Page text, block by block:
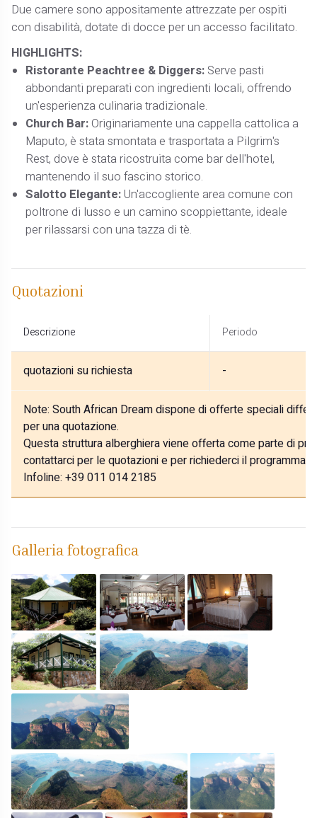
Due camere sono appositamente attrezzate per ospiti
con disabilità, dotate di docce per un accesso facilitato.
HIGHLIGHTS:
Ristorante Peachtree & Diggers: Serve pasti
abbondanti preparati con ingredienti locali, offrendo
un'esperienza culinaria tradizionale.
Church Bar:Originariamente una cappella cattolica a
Maputo, è stata smontata e trasportata a Pilgrim's
Rest, dove è stata ricostruita come bar dell'hotel,
mantenendo il suo fascino storico.
Salotto Elegante:Un'accogliente area comune con
poltrone di lusso e un camino scoppiettante, ideale
per rilassarsi con una tazza di tè.
Quotazioni
Descrizione Periodo
quotazioni su richiesta -
Note: South African Dream dispone di offerte speciali
per una quotazione.
Questa struttura alberghiera viene offerta come parte di
contattarci per le quotazioni e per richiederci il programma
Infoline: +39 011 014 2185
Galleria fotografica